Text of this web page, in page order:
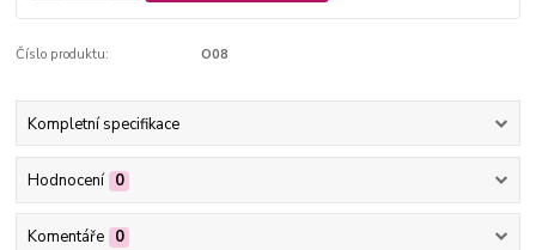
Číslo produktu: O08
Kompletní specifikace
Hodnocení 0
Komentáře 0